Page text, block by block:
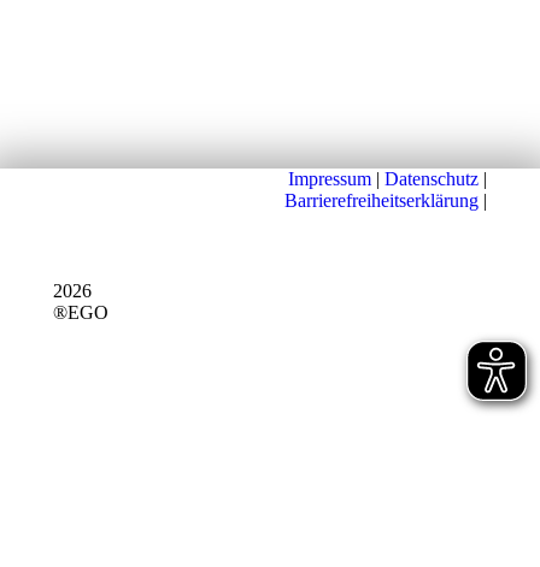
2026
®EGO
Impressum | Datenschutz |
Barrierefreiheitserklärung |